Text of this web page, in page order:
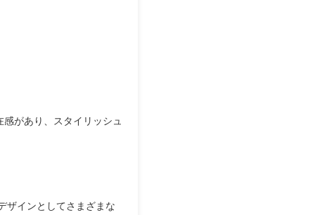
があり、スタイリッシュ
ザインとしてさまざまな